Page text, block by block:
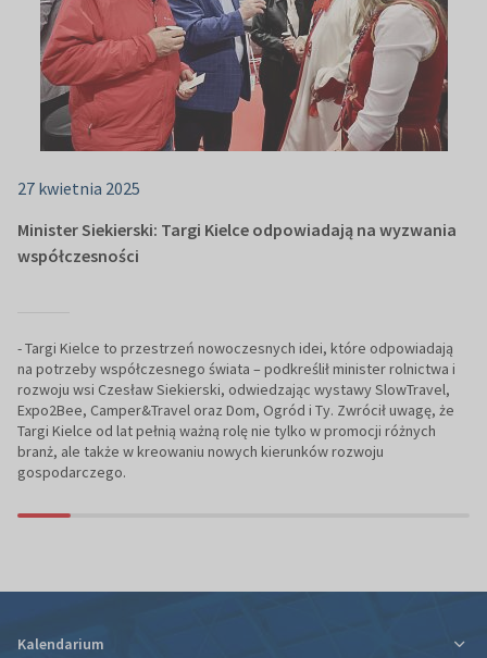
27 kwietnia 2025
Minister Siekierski: Targi Kielce odpowiadają na wyzwania
współczesności
- Targi Kielce to przestrzeń nowoczesnych idei, które odpowiadają
na potrzeby współczesnego świata – podkreślił minister rolnictwa i
rozwoju wsi Czesław Siekierski, odwiedzając wystawy SlowTravel,
Expo2Bee, Camper&Travel oraz Dom, Ogród i Ty. Zwrócił uwagę, że
Targi Kielce od lat pełnią ważną rolę nie tylko w promocji różnych
branż, ale także w kreowaniu nowych kierunków rozwoju
gospodarczego.
Kalendarium